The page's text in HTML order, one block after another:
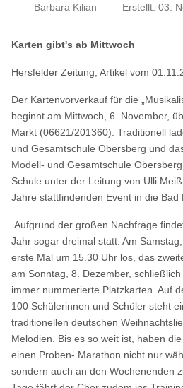
Barbara Kilian Erstellt: 03.
Karten gibt's ab Mittwoch
Hersfelder Zeitung, Artikel vom
Der Kartenvorverkauf für die
beginnt am Mittwoch, 6. November,
Markt (06621/201360). Traditionell
und Gesamtschule Obersberg und
Modell- und Gesamtschule
Schule unter der Leitung von Ulli
Jahre stattfindenden Event in die Bad
Aufgrund der großen Nachfrage
Jahr sogar dreimal statt: Am
erste Mal um 15.30 Uhr los, das
am Sonntag, 8. Dezember,
immer nummerierte Platzkarten. Auf
100 Schülerinnen und Schüler steht
traditionellen deutschen
Melodien. Bis es so weit ist, haben
einen Proben- Marathon nicht nur
sondern auch an den Wochenenden